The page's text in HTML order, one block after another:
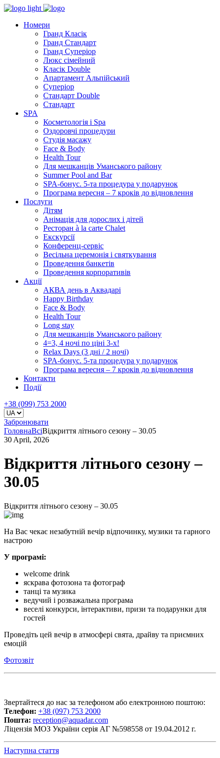
Номери
Гранд Класік
Гранд Стандарт
Гранд Суперіор
Люкс сімейний
Класік Double
Апартамент Альпійський
Суперіор
Стандарт Double
Стандарт
SPA
Косметологія і Spa
Оздоровчі процедури
Студія масажу
Face & Body
Health Tour
Для мешканців Уманського району
Summer Pool and Bar
SPA-бонус. 5-та процедура у подарунок
Програма вересня – 7 кроків до відновлення
Послуги
Дітям
Анімація для дорослих і дітей
Ресторан à la carte Chalet
Екскурсії
Конференц-сервіс
Весільна церемонія і святкування
Проведення банкетів
Проведення корпоративів
Акції
АКВА день в Аквадарі
Happy Birthday
Face & Body
Health Tour
Long stay
Для мешканців Уманського району
4=3, 4 ночі по ціні 3-х!
Relax Days (3 дні / 2 ночі)
SPA-бонус. 5-та процедура у подарунок
Програма вересня – 7 кроків до відновлення
Контакти
Події
+38 (099) 753 2000
Забронювати
ГоловнаВсіВідкриття літнього сезону – 30.05
30 April, 2026
Відкриття літнього сезону –
30.05
Відкриття літнього сезону – 30.05
На Вас чекає незабутній вечір відпочинку, музики та гарного
настрою
У програмі:
welcome drink
яскрава фотозона та фотограф
танці та музика
ведучий і розважальна програма
веселі конкурси, інтерактиви, призи та подарунки для
гостей
Проведіть цей вечір в атмосфері свята, драйву та приємних
емоцій
Фотозвіт
Звертайтеся до нас за телефоном або електронною поштою:
Телефон: +38 (097) 753 2000
Пошта: reception@aquadar.com
Ліцензія МОЗ України серія АГ №598558 от 19.04.2012 г.
Наступна стаття